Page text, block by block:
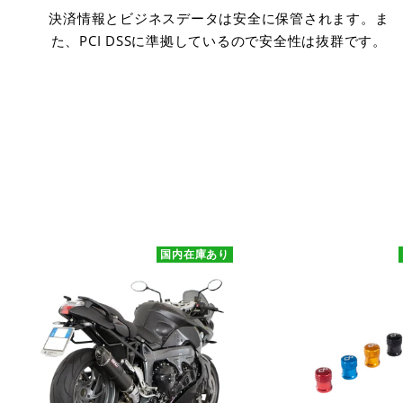
決済情報とビジネスデータは安全に保管されます。ま
た、PCI DSSに準拠しているので安全性は抜群です。
国内在庫あり